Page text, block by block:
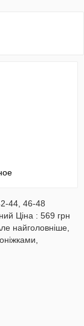
44, 46-48
Ціна : 569 грн
найголовніше,